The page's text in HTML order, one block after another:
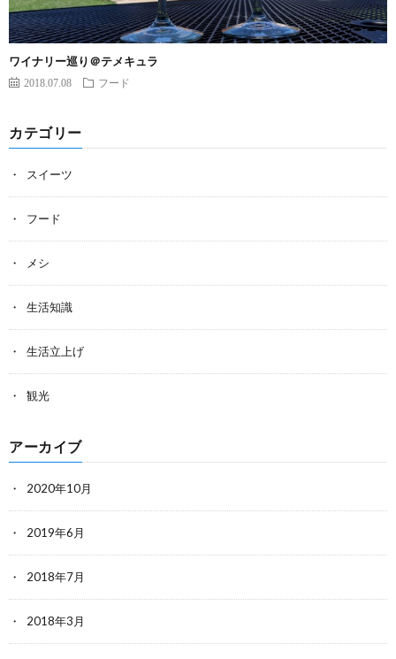
ワイナリー巡り＠テメキュラ
2018.07.08 フード
カテゴリー
スイーツ
フード
メシ
生活知識
生活立上げ
観光
アーカイブ
2020年10月
2019年6月
2018年7月
2018年3月